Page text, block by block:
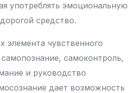
употреблять эмоциональную
средство.
элемента чувственного
самоконтроль,
и руководство
дает возможность